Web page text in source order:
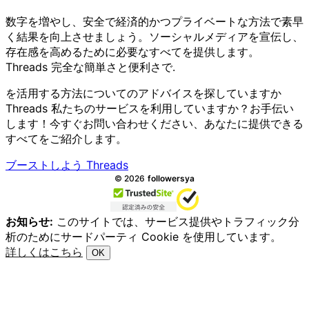
数字を増やし、安全で経済的かつプライベートな方法で素早
く結果を向上させましょう。ソーシャルメディアを宣伝し、
存在感を高めるために必要なすべてを提供します。
Threads 完全な簡単さと便利さで.
を活用する方法についてのアドバイスを探していますか
Threads 私たちのサービスを利用していますか？お手伝い
します！今すぐお問い合わせください、あなたに提供できる
すべてをご紹介します。
ブーストしよう Threads
全著作権所有.
© 2026 followersya
お知らせ: このサイトでは、サービス提供やトラフィック分
析のためにサードパーティ Cookie を使用しています。
詳しくはこちら
OK